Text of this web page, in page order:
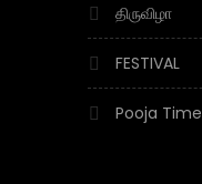
திருவிழா
FESTIVAL
Pooja Time